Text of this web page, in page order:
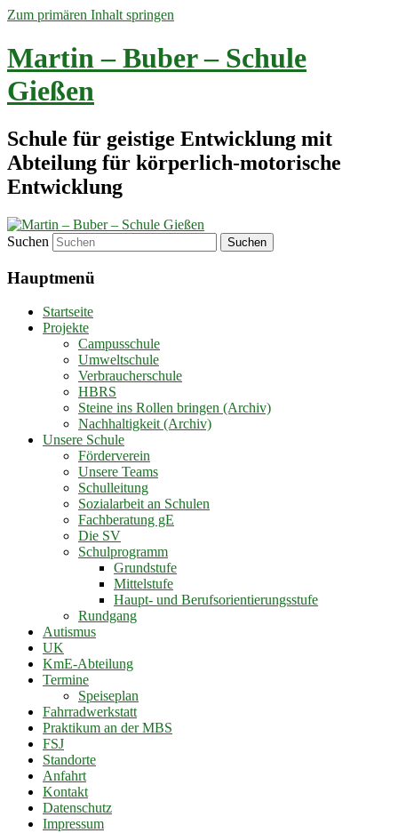
Zum primären Inhalt springen
Martin – Buber – Schule
Gießen
Schule für geistige Entwicklung mit
Abteilung für körperlich-motorische
Entwicklung
Suchen
Hauptmenü
Startseite
Projekte
Campusschule
Umweltschule
Verbraucherschule
HBRS
Steine ins Rollen bringen (Archiv)
Nachhaltigkeit (Archiv)
Unsere Schule
Förderverein
Unsere Teams
Schulleitung
Sozialarbeit an Schulen
Fachberatung gE
Die SV
Schulprogramm
Grundstufe
Mittelstufe
Haupt- und Berufsorientierungsstufe
Rundgang
Autismus
UK
KmE-Abteilung
Termine
Speiseplan
Fahrradwerkstatt
Praktikum an der MBS
FSJ
Standorte
Anfahrt
Kontakt
Datenschutz
Impressum